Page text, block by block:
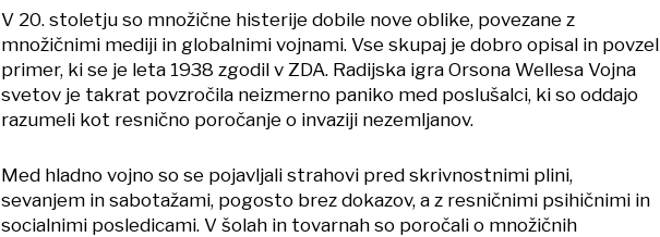
V 20. stoletju so množične histerije dobile nove oblike, povezane z
množičnimi mediji in globalnimi vojnami. Vse skupaj je dobro opisal in povzel
primer, ki se je leta 1938 zgodil v ZDA. Radijska igra Orsona Wellesa Vojna
svetov je takrat povzročila neizmerno paniko med poslušalci, ki so oddajo
razumeli kot resnično poročanje o invaziji nezemljanov.
Med hladno vojno so se pojavljali strahovi pred skrivnostnimi plini,
sevanjem in sabotažami, pogosto brez dokazov, a z resničnimi psihičnimi in
socialnimi posledicami. V šolah in tovarnah so poročali o množičnih